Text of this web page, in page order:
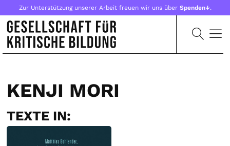
Zur Unterstützung unserer Arbeit freuen wir uns über Spenden↓.
KENJI MORI
TEXTE IN: